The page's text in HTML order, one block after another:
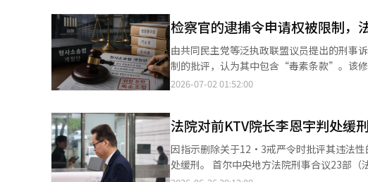
上诉。 已判有罪的内乱重要任务从事等部分的上诉审理将按计划进行，而请托禁止法违反的指控将移交给警方或高级
公职者犯罪调查处等其他调查机构，预计将
在整体犯罪中所占的比重等因素，作出了这一诉讼经济上的判断。” 同时
为原审对公诉驳回部分的法律判断是正确
诉。 此前，首尔中央地方法院刑事合议33部（李振官法官）于上月22日对朴前部长因内乱重要任务从事和职权滥用
等罪名判处其25年有期徒刑，并依法拘留。 不过，关于接受金女士的请托并调查“迪奥包收受”疑云的情况，以及
专门团队的组成等违反禁止请托法的部分则被判公诉驳回。 法庭认为，导致该指控的朴
判后对判决的整体提出了上诉，但经过审查后决定仅对禁
事等部分的上诉审理将按计划进行，而禁止
计将重新启动公诉程序。※ 本报道经人工智
检察官的逮捕令申请权被限制，
由共同民主党等泛执政联盟议员提出的刑事
制的批评，认为其中包含“毒素条款”。该
行使范围，并规定普通市民可以决定重要案件的起诉与
同时，修订案还限制了检察官的逮捕令申请权，并新
在于检察官的逮捕令申请权的限制。 修订案规定，检察官只能在司法警察官申请的范围内申请逮捕令。现行刑事诉讼
法承认检察官的直接申请和司法警察官申请的
发了与宪法权利的冲突的质疑。 宪法法院在2023年对法务部长和检察官提起的权力争议审判中认为，检察官的调查
2026-07-02 01:52:00
法院对前KTV院长李恩宇判处缓
因指示删除关于12·3戒严令时批评其违法
处缓刑。 首尔中央地方法院刑事合议23部（法官：吴世勇）于26日对李恩宇的职权滥用案进行了宣判，判处其有期